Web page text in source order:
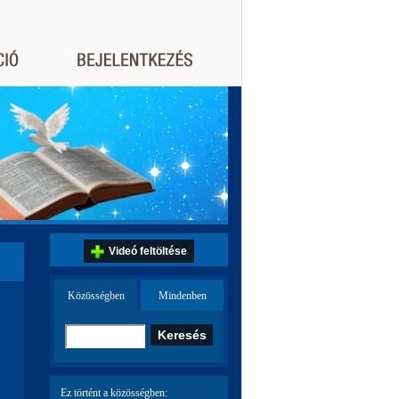
Videó feltöltése
Közösségben Mindenben
Ez történt a közösségben: